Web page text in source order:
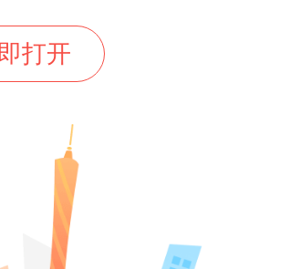
覆盖。参训人员纷纷表
、实用性强，进一步增
源服务保障“百千万工
“百千万工程”实施建设
创业的热情更加饱满，
现有政策工具努力解决
打开